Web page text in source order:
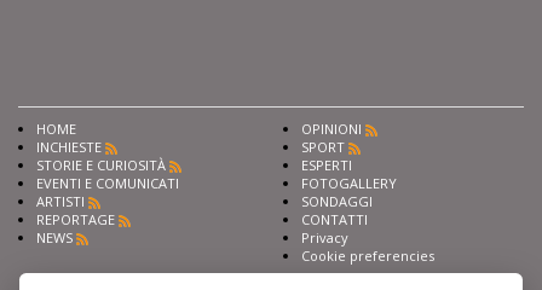
HOME
INCHIESTE
STORIE E CURIOSITÀ
EVENTI E COMUNICATI
ARTISTI
REPORTAGE
NEWS
OPINIONI
SPORT
ESPERTI
FOTOGALLERY
SONDAGGI
CONTATTI
Privacy
Cookie preferencies